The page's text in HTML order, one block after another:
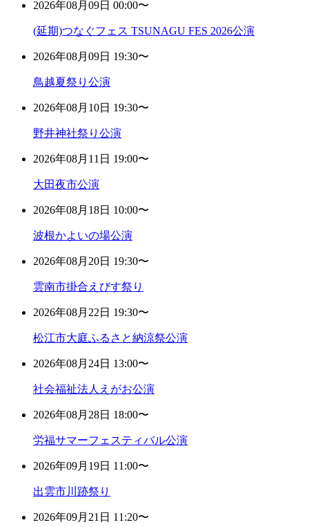
2026年08月09日 00:00〜
(延期)つなぐフェス TSUNAGU FES 2026公演
2026年08月09日 19:30〜
鳥越夏祭り公演
2026年08月10日 19:30〜
野井神社祭り公演
2026年08月11日 19:00〜
大田夜市公演
2026年08月18日 10:00〜
波根かよいの場公演
2026年08月20日 19:30〜
雲南市掛合えびす祭り
2026年08月22日 19:30〜
松江市大庭ふるさと納涼祭公演
2026年08月24日 13:00〜
社会福祉法人えがお公演
2026年08月28日 18:00〜
労福サマーフェスティバル公演
2026年09月19日 11:00〜
出雲市川跡祭り
2026年09月21日 11:20〜